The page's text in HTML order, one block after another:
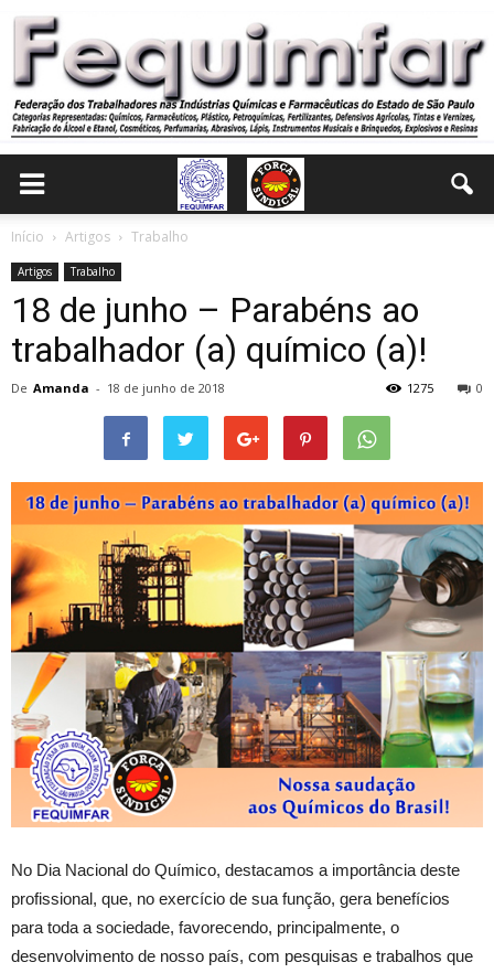
Início Artigos Trabalho
Artigos Trabalho
18 de junho – Parabéns ao
trabalhador (a) químico (a)!
De Amanda - 18 de junho de 2018 0
1275
No Dia Nacional do Químico, destacamos a importância deste
profissional, que, no exercício de sua função, gera benefícios
para toda a sociedade, favorecendo, principalmente, o
desenvolvimento de nosso país, com pesquisas e trabalhos que